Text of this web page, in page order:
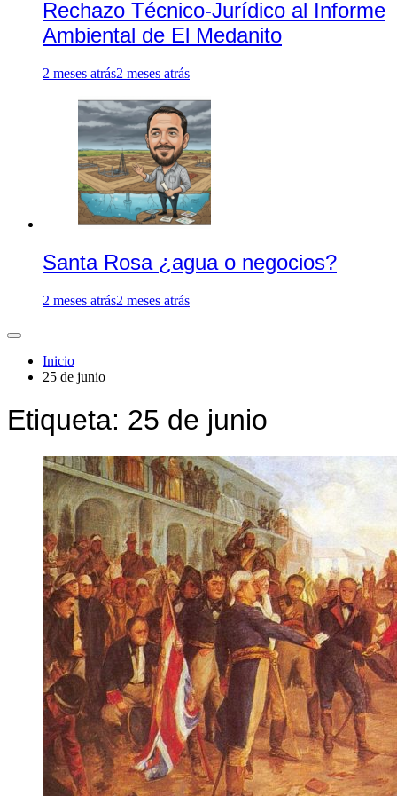
Rechazo Técnico-Jurídico al Informe
Ambiental de El Medanito
2 meses atrás2 meses atrás
Santa Rosa ¿agua o negocios?
2 meses atrás2 meses atrás
Inicio
25 de junio
Etiqueta: 25 de junio